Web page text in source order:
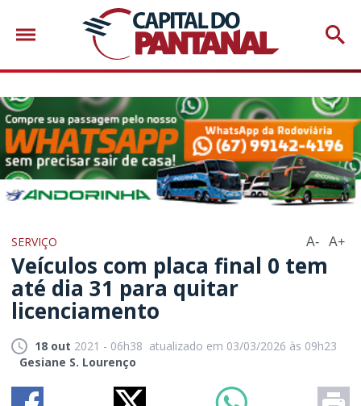
SERVIÇO A- A+
Veículos com placa final 0 tem
até dia 31 para quitar
licenciamento
18 out 2021 - 06h38 atualizado em 03/03/2026 às 09h23
Gesiane S. Lourenço